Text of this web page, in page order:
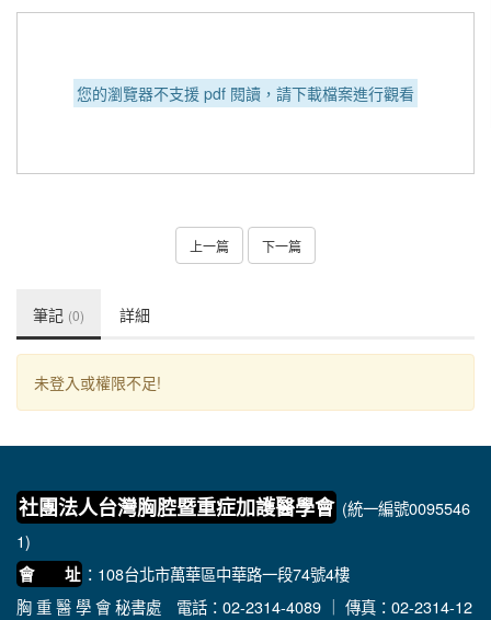
您的瀏覽器不支援 pdf 閱讀，請下載檔案進行觀看
上一篇 下一篇
筆記 (0) 詳細
未登入或權限不足!
社團法人台灣胸腔暨重症加護醫學會 (統一編號0095546
1)
會 址 ：108台北市萬華區中華路一段74號4樓
胸 重 醫 學 會 秘書處 電話：02-2314-4089 ｜ 傳真：02-2314-12